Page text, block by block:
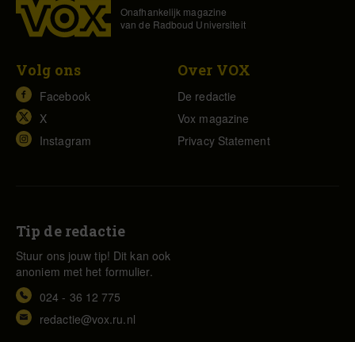
Onafhankelijk magazine
van de Radboud Universiteit
Volg ons
Facebook
X
Instagram
Over VOX
De redactie
Vox magazine
Privacy Statement
Tip de redactie
Stuur ons jouw tip! Dit kan ook
anoniem met het formulier.
024 - 36 12 775
redactie@vox.ru.nl